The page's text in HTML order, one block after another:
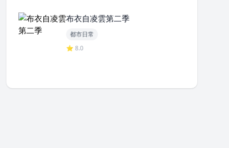
布衣自凌雲第二季
都市日常
⭐ 8.0